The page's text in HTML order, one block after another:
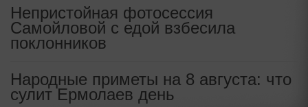
Непристойная фотосессия
Самойловой с едой взбесила
поклонников
Народные приметы на 8 августа: что
сулит Ермолаев день